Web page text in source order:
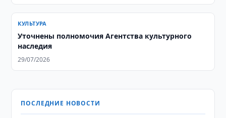
КУЛЬТУРА
Уточнены полномочия Агентства культурного
наследия
29/07/2026
ПОСЛЕДНИЕ НОВОСТИ